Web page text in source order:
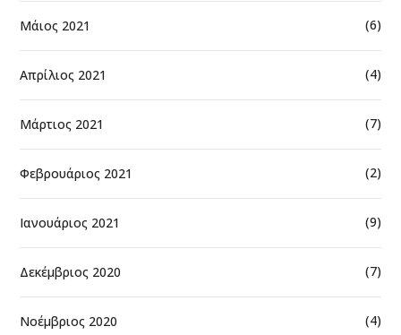
Μάιος 2021 (6)
Απρίλιος 2021 (4)
Μάρτιος 2021 (7)
Φεβρουάριος 2021 (2)
Ιανουάριος 2021 (9)
Δεκέμβριος 2020 (7)
Νοέμβριος 2020 (4)